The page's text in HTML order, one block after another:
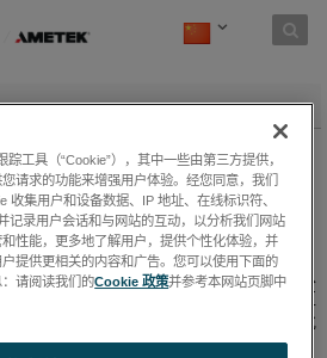
增多，高速移动通信和物联网的蓬勃发
的日常生活中，需要越来越多的数据存
器件制造商和设计人员需要分析材料，以
控制成本。半导体表征仪器必须满足相互
期进行研究和工艺开发，又要能用于大批
成本和高正常运行时间。
工具（“Cookie”），其中一些由第三方提供，
请求的功能来增强用户体验。经您同意，我们
收集用户和设备数据、IP 地址、在线标识符、
记录用户会话和与网站的互动，以分析我们网站
性能，更多地了解用户，提供个性化体验，并
提供更相关的内容和广告。您可以使用下面的
请阅读我们的Cookie 政策并参考本网站页脚中